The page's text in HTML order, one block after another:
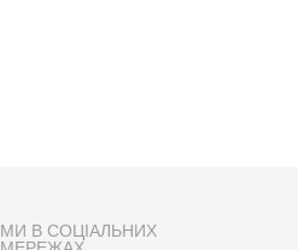
МИ В СОЦІАЛЬНИХ